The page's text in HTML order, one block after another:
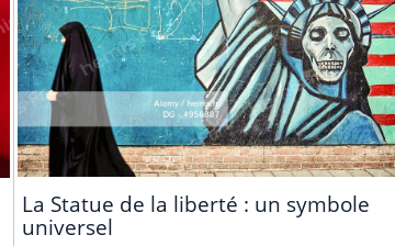
La Statue de la liberté : un symbole
universel